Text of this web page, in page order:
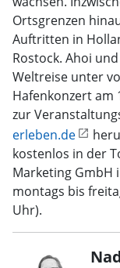
Ortsgrenzen
Auftritten in
Rostock. Ahoi
Weltreise unter
Hafenkonzert am
zur
erleben.de
kostenlos in der
Marketing GmbH
montags bis
Uhr).